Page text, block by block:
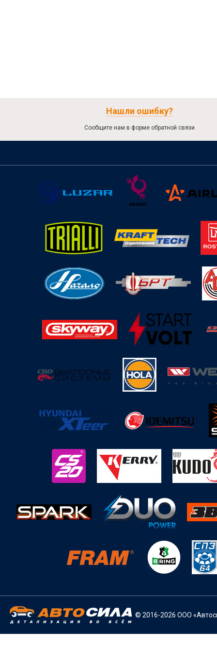
Нашли ошибку?
Сообщите нам в форме обратной связи
© 2016-2026 ООО